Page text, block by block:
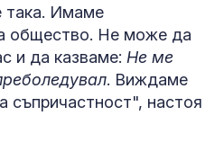
така. Имаме
общество. Не може да
и да казваме: Не ме
. Виждаме
съпричастност", настоя